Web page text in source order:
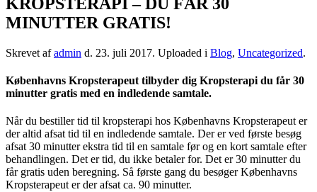
MINUTTER GRATIS!
Skrevet afadmin d. 23. juli 2017. Uploaded i Blog, Uncategorized.
Københavns Kropsterapeut tilbyder dig Kropsterapi du får 30
minutter gratis med en indledende samtale.
Når du bestiller tid til kropsterapi hos Københavns Kropsterapeut er
der altid afsat tid til en indledende samtale. Der er ved første besøg
afsat 30 minutter ekstra tid til en samtale før og en kort samtale efter
behandlingen. Det er tid, du ikke betaler for. Det er 30 minutter du
får gratis uden beregning. Så første gang du besøger Københavns
Kropsterapeut er der afsat ca. 90 minutter.